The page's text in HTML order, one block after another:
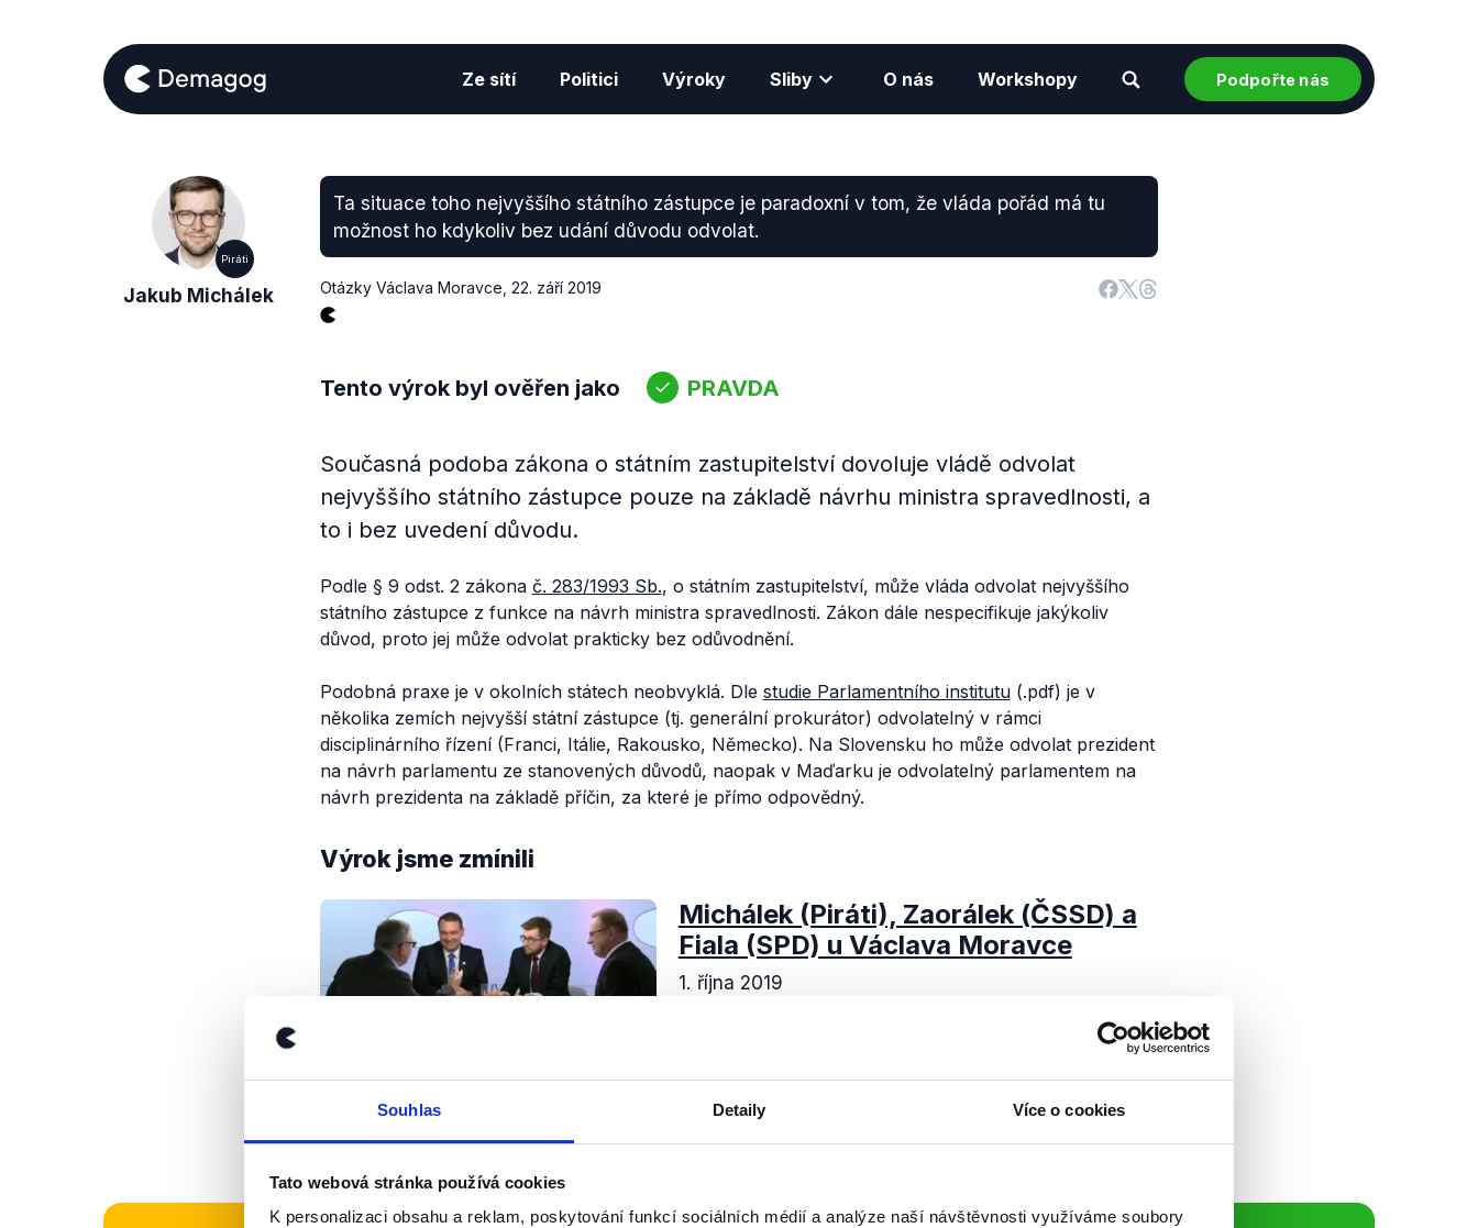
Souhlas Detaily Více o cookies
Tato webová stránka používá cookies
K personalizaci obsahu a reklam, poskytování funkcí sociálních médií a analýze naší návštěvnosti využíváme soubory
Ze sítí Politici Výroky Sliby O nás Workshopy Podpořte nás
Piráti
Jakub Michálek
Ta situace toho nejvyššího státního zástupce je paradoxní v tom, že vláda pořád má tu
možnost ho kdykoliv bez udání důvodu odvolat.
Otázky Václava Moravce 22. září 2019
Tento výrok byl ověřen jako PRAVDA
Současná podoba zákona o státním zastupitelství dovoluje vládě odvolat
nejvyššího státního zástupce pouze na základě návrhu ministra spravedlnosti, a
to i bez uvedení důvodu.
Podle § 9 odst. 2 zákona č. 283/1993 Sb., o státním zastupitelství, může vláda odvolat nejvyššího
státního zástupce z funkce na návrh ministra spravedlnosti. Zákon dále nespecifikuje jakýkoliv
důvod, proto jej může odvolat prakticky bez odůvodnění.
Podobná praxe je v okolních státech neobvyklá. Dle studie Parlamentního institutu(.pdf) je v
několika zemích nejvyšší státní zástupce (tj. generální prokurátor) odvolatelný v rámci
disciplinárního řízení (Franci, Itálie, Rakousko, Německo). Na Slovensku ho může odvolat prezident
na návrh parlamentu ze stanovených důvodů, naopak v Maďarku je odvolatelný parlamentem na
návrh prezidenta na základě příčin, za které je přímo odpovědný.
Výrok jsme zmínili
Michálek (Piráti), Zaorálek (ČSSD) a
Fiala (SPD) u Václava Moravce
1. října 2019
Hosty Otázek Václava Moravce byly tři významné
postavy svých politických stran. Opoziční Piráty a
předsedové svých poslaneckých klubů, totiž Jakub...